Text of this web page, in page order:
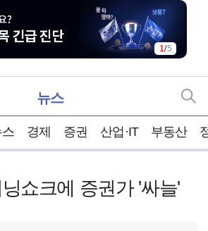
1/5
뉴스
경제 증권 산업·IT 부동산
쇼크에 증권가 '싸늘'